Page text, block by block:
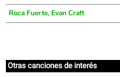
Roca Fuerte, Evan Craft
Otras canciones de interés